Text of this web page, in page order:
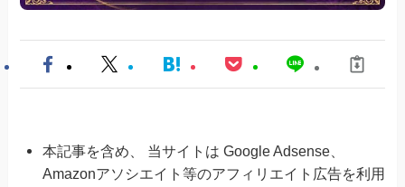
本記事を含め、 当サイトは Google Adsense、
Amazonアソシエイト等のアフィリエイト広告を利用